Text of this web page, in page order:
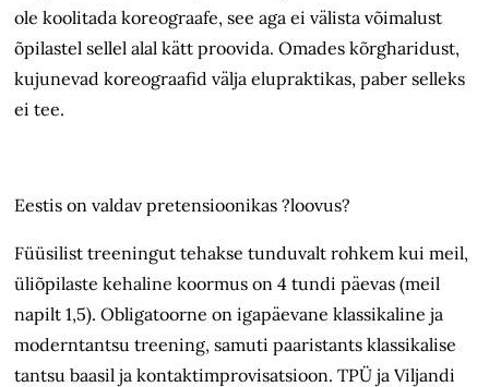
ole koolitada koreograafe, see aga ei välista võimalust
õpilastel sellel alal kätt proovida. Omades kõrgharidust,
kujunevad koreograafid välja elupraktikas, paber selleks
ei tee.
Eestis on valdav pretensioonikas ?loovus?
Füüsilist treeningut tehakse tunduvalt rohkem kui meil,
üliõpilaste kehaline koormus on 4 tundi päevas (meil
napilt 1,5). Obligatoorne on igapäevane klassikaline ja
moderntantsu treening, samuti paaristants klassikalise
tantsu baasil ja kontaktimprovisatsioon. TPÜ ja Viljandi